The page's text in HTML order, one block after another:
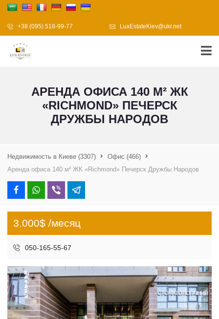
+38 (095) 518-99-77 LuxEstateKiev@ukr.net
АРЕНДА ОФИСА 140 М² ЖК
«RICHMOND» ПЕЧЕРСК
ДРУЖБЫ НАРОДОВ
Недвижимость в Киеве (3307) Офис (466)
Аренда офиса 140 м² ЖК «Richmond» Печерск Дружбы Народов
3.000$ /месяц
050-165-55-67